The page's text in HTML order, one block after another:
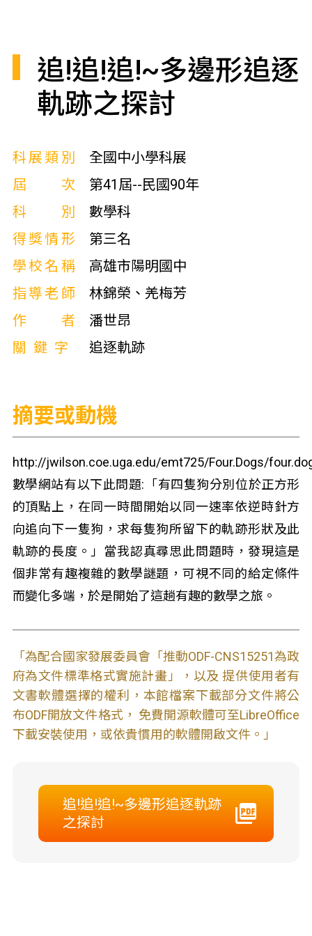
追!追!追!~多邊形追逐
軌跡之探討
科展類別
全國中小學科展
屆次
第41屆--民國90年
科別
數學科
得獎情形
第三名
學校名稱
高雄市陽明國中
指導老師
林錦榮、羌梅芳
作者
潘世昂
關鍵字
追逐軌跡
摘要或動機
http://jwilson.coe.uga.edu/emt725/Four.Dogs/
數學網站有以下此問題:「有四隻狗分別位於正方形
的頂點上，在同一時間開始以同一速率依逆時針方
向追向下一隻狗，求每隻狗所留下的軌跡形狀及此
軌跡的長度。」當我認真尋思此問題時，發現這是
個非常有趣複雜的數學謎題，可視不同的給定條件
而變化多端，於是開始了這趟有趣的數學之旅。
「為配合國家發展委員會「推動ODF-CNS15251為政
府為文件標準格式實施計畫」，以及 提供使用者有
文書軟體選擇的權利，本館檔案下載部分文件將公
布ODF開放文件格式， 免費開源軟體可至LibreOffice
下載安裝使用，或依貴慣用的軟體開啟文件。」
追!追!追!~多邊形追逐軌跡
之探討